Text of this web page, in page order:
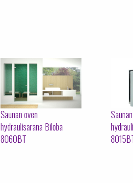
Saunan oven
hydraulisarana Biloba
8060BT